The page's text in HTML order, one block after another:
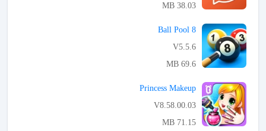
38.03 MB
8 Ball Pool
V5.5.6
69.6 MB
Princess Makeup
V8.58.00.03
71.15 MB